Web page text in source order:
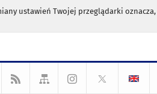
ustawień Twojej przeglądarki